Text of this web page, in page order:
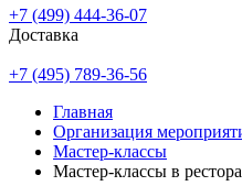
+7 (499) 444-36-07
Доставка
+7 (495) 789-36-56
Главная
Организация
Мастер-классы
Мастер-классы в